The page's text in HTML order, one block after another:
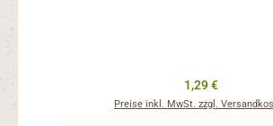
Regulärer Preis:
1,29 €
Preise inkl. MwSt. zzgl.